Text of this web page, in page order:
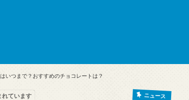
いつまで？おすすめのチョコレートは？
ニュース
れています